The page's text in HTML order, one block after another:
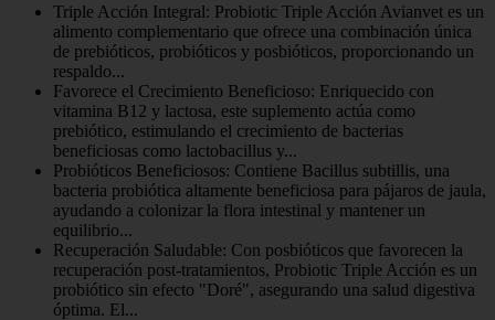
Triple Acción Integral: Probiotic Triple Acción Avianvet es un
alimento complementario que ofrece una combinación única
de prebióticos, probióticos y posbióticos, proporcionando un
respaldo...
Favorece el Crecimiento Beneficioso: Enriquecido con
vitamina B12 y lactosa, este suplemento actúa como
prebiótico, estimulando el crecimiento de bacterias
beneficiosas como lactobacillus y...
Probióticos Beneficiosos: Contiene Bacillus subtillis, una
bacteria probiótica altamente beneficiosa para pájaros de jaula,
ayudando a colonizar la flora intestinal y mantener un
equilibrio...
Recuperación Saludable: Con posbióticos que favorecen la
recuperación post-tratamientos, Probiotic Triple Acción es un
probiótico sin efecto "Doré", asegurando una salud digestiva
óptima. El...